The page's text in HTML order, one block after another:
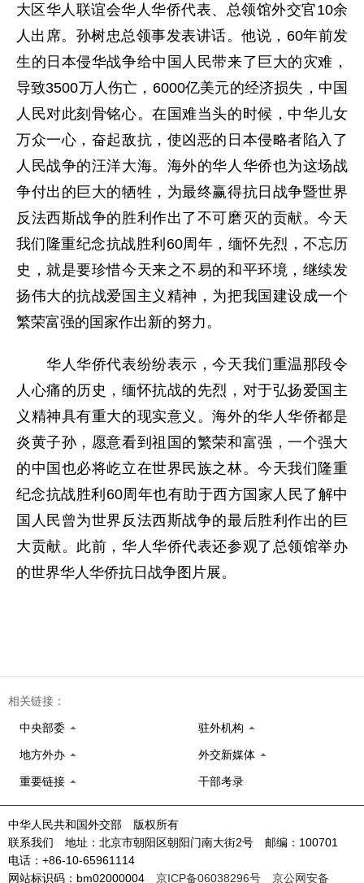
大区华人联谊会华人华侨代表、总领馆外交官10余
人出席。孙树忠总领事发表讲话。他说，60年前发
生的日本侵华战争给中国人民带来了巨大的灾难，
导致3500万人伤亡，6000亿美元的经济损失，中国
人民对此刻骨铭心。在国难当头的时候，中华儿女
万众一心，奋起敌抗，使凶恶的日本侵略者陷入了
人民战争的汪洋大海。海外的华人华侨也为这场战
争付出的巨大的牺牲，为最终赢得抗日战争暨世界
反法西斯战争的胜利作出了不可磨灭的贡献。今天
我们隆重纪念抗战胜利60周年，缅怀先烈，不忘历
史，就是要珍惜今天来之不易的和平环境，继续发
扬伟大的抗战爱国主义精神，为把我国建设成一个
繁荣富强的国家作出新的努力。
华人华侨代表纷纷表示，今天我们重温那段令
人心痛的历史，缅怀抗战的先烈，对于弘扬爱国主
义精神具有重大的现实意义。海外的华人华侨都是
炎黄子孙，愿意看到祖国的繁荣和富强，一个强大
的中国也必将屹立在世界民族之林。今天我们隆重
纪念抗战胜利60周年也有助于西方国家人民了解中
国人民曾为世界反法西斯战争的最后胜利作出的巨
大贡献。此前，华人华侨代表还参观了总领馆举办
的世界华人华侨抗日战争图片展。
相关链接：
中央部委 驻外机构
地方外办 外交新媒体
重要链接 干部考录
中华人民共和国外交部 版权所有
联系我们 地址：北京市朝阳区朝阳门南大街2号 邮编：100701
电话：+86-10-65961114
网站标识码：bm02000004 京ICP备06038296号 京公网安备